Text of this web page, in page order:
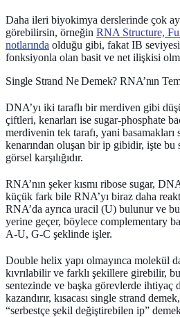
Daha ileri biyokimya derslerinde çok
görebilirsin, örneğin RNA Structure,
notlarında olduğu gibi, fakat IB
fonksiyonla olan basit ve net ilişkisi
Single Strand Ne Demek? RNA’nın
DNA’yı iki taraflı bir merdiven gibi
çiftleri, kenarları ise sugar-phosphate
merdivenin tek tarafı, yani basamakları
kenarından oluşan bir ip gibidir, işte bu
görsel karşılığıdır.
RNA’nın şeker kısmı ribose sugar,
küçük fark bile RNA’yı biraz daha
RNA’da ayrıca uracil (U) bulunur ve
yerine geçer, böylece complementary
A-U, G-C şeklinde işler.
Double helix yapı olmayınca molekül
kıvrılabilir ve farklı şekillere girebilir,
sentezinde ve başka görevlerde
kazandırır, kısacası single strand
“serbestçe şekil değiştirebilen ip”